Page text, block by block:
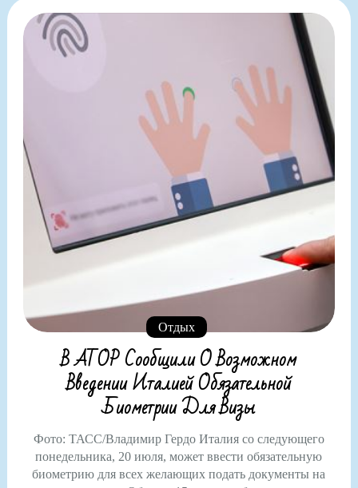
Отдых
В АТОР Сообщили О Возможном
Введении Италией Обязательной
Биометрии Для Визы
Фото: ТАСС/Владимир Гердо Италия со следующего
понедельника, 20 июля, может ввести обязательную
биометрию для всех желающих подать документы на